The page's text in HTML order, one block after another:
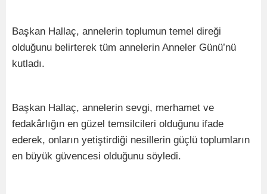
Başkan Hallaç, annelerin toplumun temel direği
olduğunu belirterek tüm annelerin Anneler Günü’nü
kutladı.
Başkan Hallaç, annelerin sevgi, merhamet ve
fedakârlığın en güzel temsilcileri olduğunu ifade
ederek, onların yetiştirdiği nesillerin güçlü toplumların
en büyük güvencesi olduğunu söyledi.